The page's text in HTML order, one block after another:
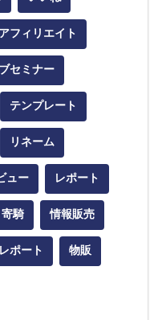
アフィリエイト
セミナー
テンプレート
リネーム
ュー レポート
寄騎 情報販売
ポート 物販